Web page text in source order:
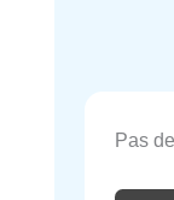
Pas